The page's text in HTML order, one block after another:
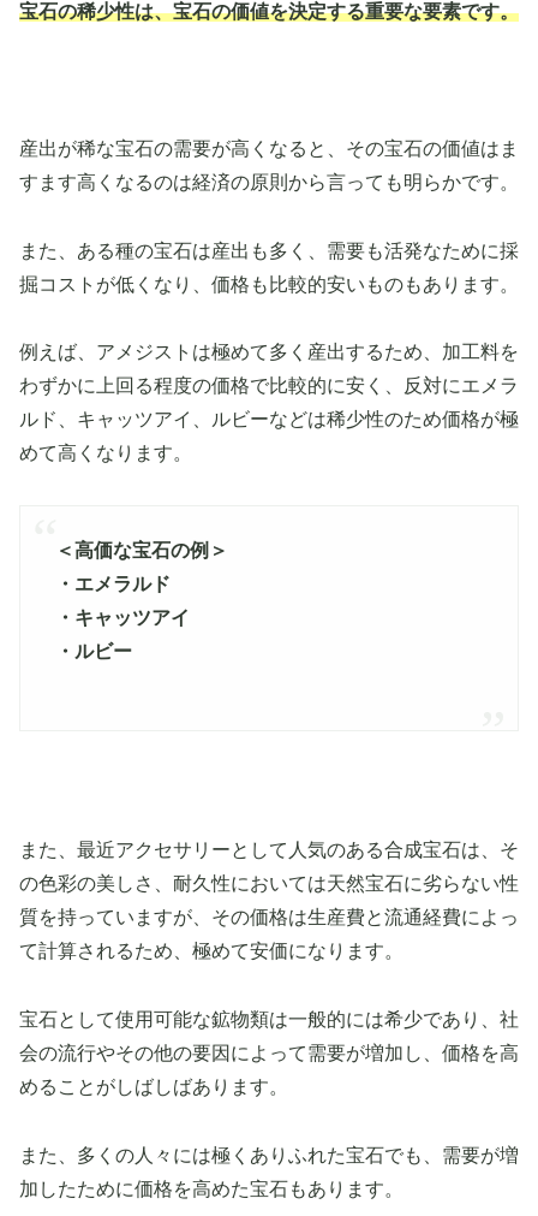
宝石の稀少性は、宝石の価値を決定する重要な要素です。
産出が稀な宝石の需要が高くなると、その宝石の価値はま
すます高くなるのは経済の原則から言っても明らかです。
また、ある種の宝石は産出も多く、需要も活発なために採
掘コストが低くなり、価格も比較的安いものもあります。
例えば、アメジストは極めて多く産出するため、加工料を
わずかに上回る程度の価格で比較的に安く、反対にエメラ
ルド、キャッツアイ、ルビーなどは稀少性のため価格が極
めて高くなります。
＜高価な宝石の例＞
・エメラルド
・キャッツアイ
・ルビー
また、最近アクセサリーとして人気のある合成宝石は、そ
の色彩の美しさ、耐久性においては天然宝石に劣らない性
質を持っていますが、その価格は生産費と流通経費によっ
て計算されるため、極めて安価になります。
宝石として使用可能な鉱物類は一般的には希少であり、社
会の流行やその他の要因によって需要が増加し、価格を高
めることがしばしばあります。
また、多くの人々には極くありふれた宝石でも、需要が増
加したために価格を高めた宝石もあります。